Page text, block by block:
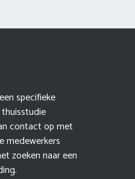
specifieke
contact op met
medewerkers
zoeken naar een